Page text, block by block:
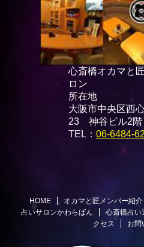
心斎橋オカマと
ロン
所在地
大阪市中央区西
23 神谷ビル2階
TEL： 06-6484-
HOME オカマと匠メンバー紹介
占いサロンかわらばん
心斎橋占い
クセス
お問